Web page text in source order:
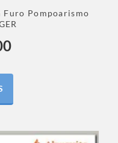
Furo Pompoarismo